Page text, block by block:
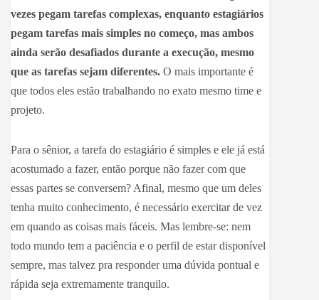
vezes pegam tarefas complexas, enquanto estagiários
pegam tarefas mais simples no começo, mas ambos
ainda serão desafiados durante a execução, mesmo
que as tarefas sejam diferentes. O mais importante é
que todos eles estão trabalhando no exato mesmo time e
projeto.
Para o sênior, a tarefa do estagiário é simples e ele já está
acostumado a fazer, então porque não fazer com que
essas partes se conversem? Afinal, mesmo que um deles
tenha muito conhecimento, é necessário exercitar de vez
em quando as coisas mais fáceis. Mas lembre-se: nem
todo mundo tem a paciência e o perfil de estar disponível
sempre, mas talvez pra responder uma dúvida pontual e
rápida seja extremamente tranquilo.